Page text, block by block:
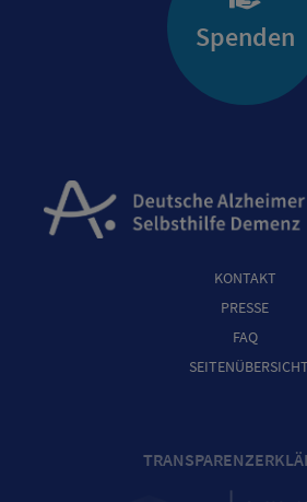
Spenden
KONTAKT
PRESSE
FAQ
SEITENÜBERSICHT